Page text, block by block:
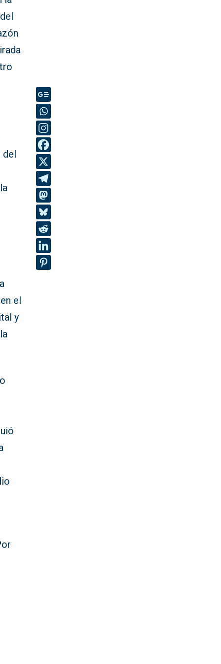
del
el
y